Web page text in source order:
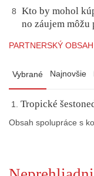
8
Kto by mohol
no záujem
PARTNERSKÝ OBSAH
Vybrané Najnovšie
Tropické
Obsah spolupráce s